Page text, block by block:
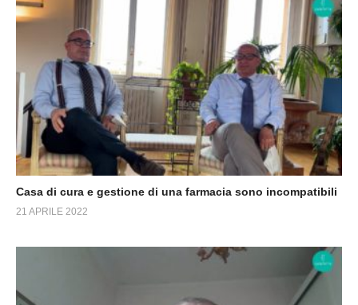
Casa di cura e gestione di una farmacia sono incompatibili
21 APRILE 2022